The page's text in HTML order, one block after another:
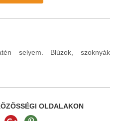
selyem. Blúzok, szoknyák
OLDALAKON